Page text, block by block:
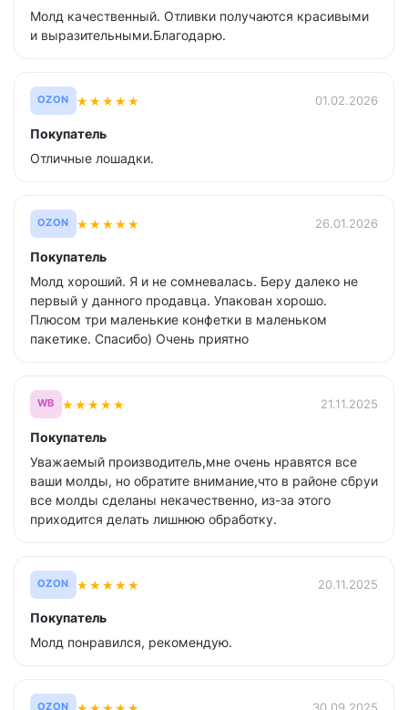
Молд качественный. Отливки получаются красивыми
и выразительными.Благодарю.
OZON ★★★★★ 01.02.2026
Покупатель
Отличные лошадки.
OZON ★★★★★ 26.01.2026
Покупатель
Молд хороший. Я и не сомневалась. Беру далеко не
первый у данного продавца. Упакован хорошо.
Плюсом три маленькие конфетки в маленьком
пакетике. Спасибо) Очень приятно
WB ★★★★★ 21.11.2025
Покупатель
Уважаемый производитель,мне очень нравятся все
ваши молды, но обратите внимание,что в районе сбруи
все молды сделаны некачественно, из-за этого
приходится делать лишнюю обработку.
OZON ★★★★★ 20.11.2025
Покупатель
Молд понравился, рекомендую.
OZON 30.09.2025